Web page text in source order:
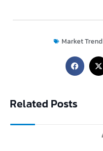
Market Trend
Related Posts